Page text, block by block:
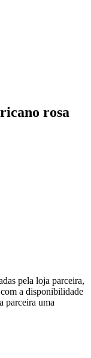
rosa
pela loja parceira,
a disponibilidade
parceira uma